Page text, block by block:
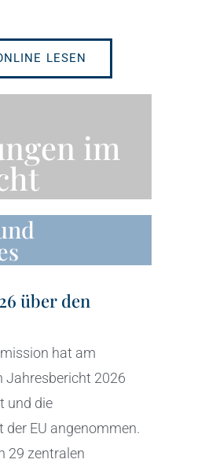
LESEN
im
über den
hat am
Jahresbericht 2026
und die
EU angenommen.
29 zentralen